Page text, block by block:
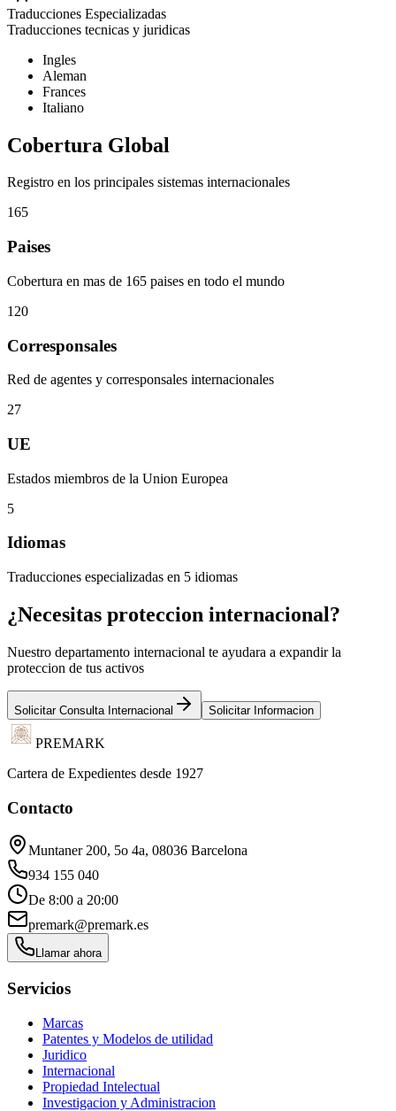
Traducciones Especializadas
Traducciones tecnicas y juridicas
Ingles
Aleman
Frances
Italiano
Cobertura Global
Registro en los principales sistemas internacionales
165
Paises
Cobertura en mas de 165 paises en todo el mundo
120
Corresponsales
Red de agentes y corresponsales internacionales
27
UE
Estados miembros de la Union Europea
5
Idiomas
Traducciones especializadas en 5 idiomas
¿Necesitas proteccion internacional?
Nuestro departamento internacional te ayudara a expandir la
proteccion de tus activos
Solicitar Consulta Internacional Solicitar Informacion
PREMARK
Cartera de Expedientes desde 1927
Contacto
Muntaner 200, 5o 4a, 08036 Barcelona
934 155 040
De 8:00 a 20:00
premark@premark.es
Llamar ahora
Servicios
Marcas
Patentes y Modelos de utilidad
Juridico
Internacional
Propiedad Intelectual
Investigacion y Administracion